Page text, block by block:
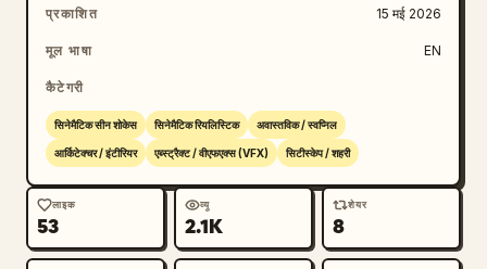
प्रकाशित 15 मई 2026
मूल भाषा EN
कैटेगरी
सिनेमैटिक सीन शोकेस सिनेमैटिक रियलिस्टिक अवास्तविक / स्वप्निल
आर्किटेक्चर / इंटीरियर एब्स्ट्रैक्ट / वीएफएक्स (VFX) सिटीस्केप / शहरी
लाइक
53
व्यू
2.1K
शेयर
8